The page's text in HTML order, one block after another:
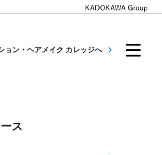
ョン・ヘアメイク カレッジへ
ス